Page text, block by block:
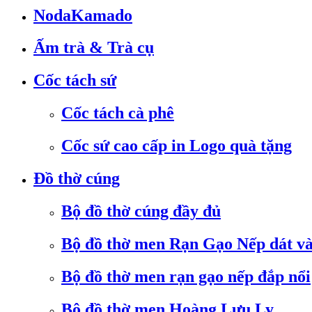
NodaKamado
Ấm trà & Trà cụ
Cốc tách sứ
Cốc tách cà phê
Cốc sứ cao cấp in Logo quà tặng
Đồ thờ cúng
Bộ đồ thờ cúng đầy đủ
Bộ đồ thờ men Rạn Gạo Nếp dát
Bộ đồ thờ men rạn gạo nếp đắp nổi